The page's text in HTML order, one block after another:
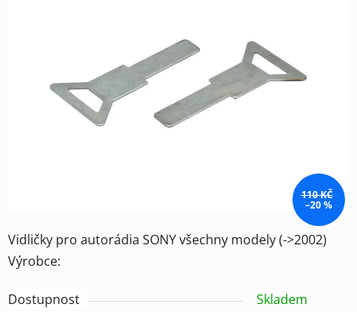
Vidličky pro autorádia SONY všechny modely (->2002)
Výrobce:
Dostupnost
Skladem
hvězdiček.
110 KČ
–20 %